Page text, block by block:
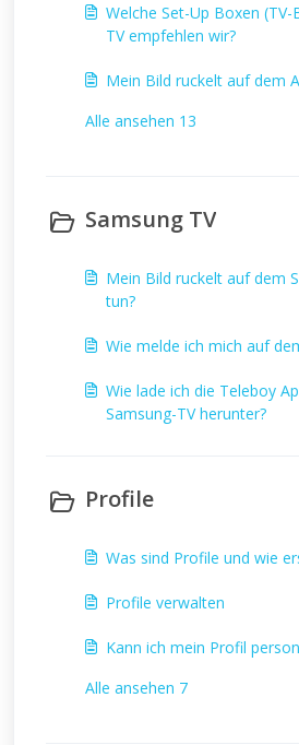
Welche Set-Up Boxen
TV empfehlen wir?
Mein Bild ruckelt auf dem
Alle ansehen 13
Samsung TV
Mein Bild ruckelt auf dem
tun?
Wie melde ich mich auf
Wie lade ich die Teleboy
Samsung-TV herunter?
Profile
Was sind Profile und wie
Profile verwalten
Kann ich mein Profil
Alle ansehen 7